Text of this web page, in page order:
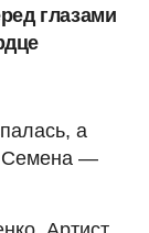
глазами
а
Семена —